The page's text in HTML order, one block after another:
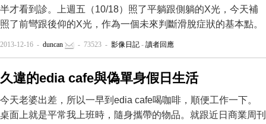
半才看到診。上週五（10/18）照了平躺跟側躺的X光，今天補
照了前彎跟後仰的X光，作為一個未來判斷滑脫症狀的基本點。
2013-12-16 - duncan - 73523 - 影像日記 - 讀者回應
久違的edia cafe與偽單身假日生活
今天老婆出差，所以一早到edia cafe喝咖啡，順便工作一下。
桌面上就是平常我上班時，隨身攜帶的物品。就跟近日商業周刊